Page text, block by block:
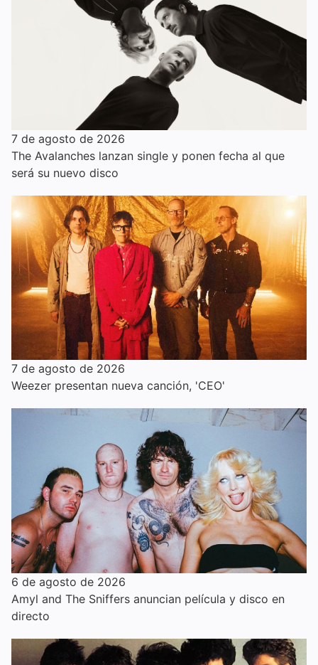
7 de agosto de 2026
The Avalanches lanzan single y ponen fecha al que
será su nuevo disco
7 de agosto de 2026
Weezer presentan nueva canción, 'CEO'
6 de agosto de 2026
Amyl and The Sniffers anuncian película y disco en
directo